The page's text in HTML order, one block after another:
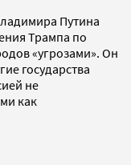
Путина
Трампа по
«угрозами». Он
государства
не
как